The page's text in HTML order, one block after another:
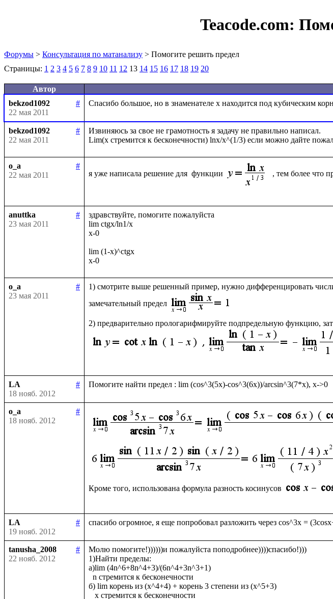
Teacode.com:
Форумы > Консультация по матанализу > Помогите решить предел
Страницы: 1 2 3 4 5 6 7 8 9 10 11 12 13 14 15 16 17 18 19 20
Автор
bekzod1092
#
22 мая 2011
bekzod1092
#
22 мая 2011
Извиняюсь за свое не грамотность я задачу не правильно написал.
o_a
#
22 мая 2011
я уже написала решение для  функции
anuttka
#
23 мая 2011
здравствуйте, помогите пожалуйста
lim ctgx/ln1/x
x-0
lim (1-x)^ctgx
o_a
#
23 мая 2011
1) смотрите выше решенный пример, нужно дифференцировать
замечательный предел
2) предварительно прологарифмируйте подпредельную функцию,
LA
#
18 нояб. 2012
o_a
#
18 нояб. 2012
Кроме того, использована формула разность косинусов
LA
#
19 нояб. 2012
tanusha_2008
#
22 нояб. 2012
Молю помогите!))))))и пожалуйста поподробнее))))спасибо!)))
1)Найти пределы:
а)lim (4n^6+8n^4+3)/(6n^4+3n^3+1)
б) lim корень из (x^4+4) + корень 3 степени из (x^5+3)